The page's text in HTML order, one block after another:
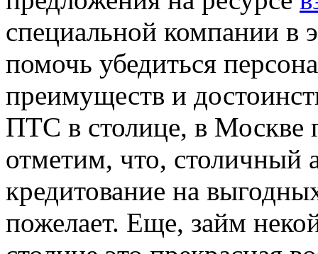
специальной компании в
помочь убедиться
преимуществ и
ПТС в столице, в Москве
отметим, что, столичный
кредитование на
пожелает. Еще, займ